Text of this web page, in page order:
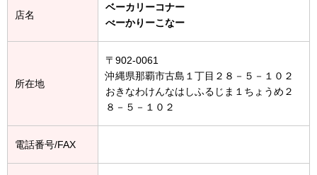
店名
ベーカリーコナー
べーかりーこなー
所在地
〒902-0061
沖縄県那覇市古島１丁目２８－５－１０２
おきなわけんなはしふるじま１ちょうめ２
８－５－１０２
電話番号/FAX